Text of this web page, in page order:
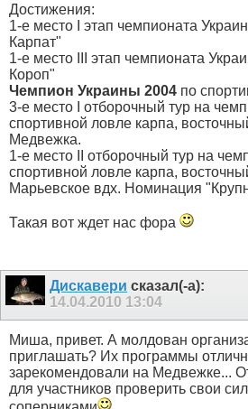
Достижения:
1-е место I этап чемпионата
Карпат"
1-е место III этап чемпионата
Короп"
Чемпион Украины 2004 по
3-е место I отборочный тур на
cпортивной ловле карпа,
Медвежка.
1-е место II отборочный тур на
спортивной ловле карпа,
Марьевское вдх. Номинация
Такая вот ждет нас фора
Дискавери сказал(-а):
14.04.2010 13:04
Миша, привет. А молдован
приглашать? Их программы
зарекомендовали на Медвежке...
для участников проверить свои